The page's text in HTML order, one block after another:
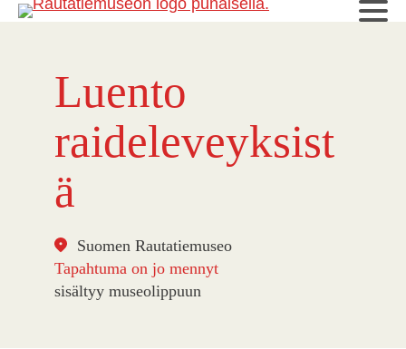
Luento
raideleveyksist
ä
Suomen Rautatiemuseo
Tapahtuma on jo mennyt
sisältyy museolippuun